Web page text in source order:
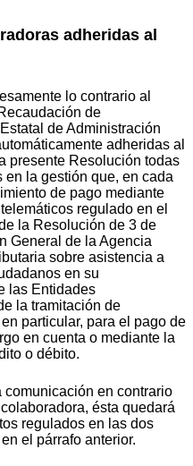
adheridas al
lo contrario al
de
de Administración
adheridas al
presente Resolución todas
en la gestión que, en cada
de pago mediante
regulado en el
la Resolución de 3 de
General de la Agencia
sobre asistencia a
en su
las Entidades
la tramitación de
particular, para el pago de
en cuenta o mediante la
o débito.
comunicación en contrario
ésta quedará
regulados en las dos
el párrafo anterior.